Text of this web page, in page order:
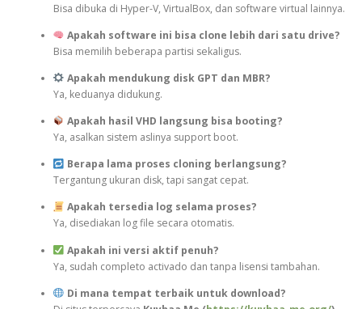
Bisa dibuka di Hyper-V, VirtualBox, dan software virtual lainnya.
Apakah software ini bisa clone lebih dari satu drive?
Bisa memilih beberapa partisi sekaligus.
Apakah mendukung disk GPT dan MBR?
Ya, keduanya didukung.
Apakah hasil VHD langsung bisa booting?
Ya, asalkan sistem aslinya support boot.
Berapa lama proses cloning berlangsung?
Tergantung ukuran disk, tapi sangat cepat.
Apakah tersedia log selama proses?
Ya, disediakan log file secara otomatis.
Apakah ini versi aktif penuh?
Ya, sudah completo activado dan tanpa lisensi tambahan.
Di mana tempat terbaik untuk download?